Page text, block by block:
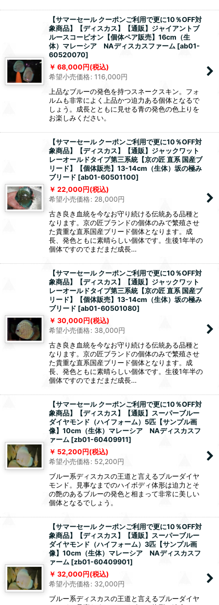
【サマーセール クーポンご利用で更に10％OFF対
象商品】【ディスカス】【通販】ジャイアントブ
ルースコーピオン【個体ペア販売】16cm（生
体）マレーシア NAディスカスファーム [ab01-
60520070]
68,000円(税込)
希望小売価格: 116,000円
上品なブルーの発色を持つスネークスキン。フォ
ルムも非常によく上品かつ迫力ある個体となるで
しょう。成長とともに見せる青の発色の色上りを
お楽しみください。
【サマーセール クーポンご利用で更に10％OFF対
象商品】【ディスカス】【通販】ジャックワット
レーオールドタイプ第三系統【京の匠 直系 国産ブ
リード】【個体販売】13-14cm（生体）坂の極み
ブリード [ab01-60501100]
22,000円(税込)
希望小売価格: 28,000円
古き良き血統を今なお守り続ける伝統ある品種と
なります。京の匠ブランドの個体のみで繁殖させ
た貴重な直系国産ブリード個体となります。成
長、発色ともに素晴らしい個体です。生後1年半の
個体ですのでまだまだ成長…
【サマーセール クーポンご利用で更に10％OFF対
象商品】【ディスカス】【通販】ジャックワット
レーオールドタイプ第三系統【京の匠 直系 国産ブ
リード】【個体販売】13-14cm（生体）坂の極み
ブリード [ab01-60501080]
30,000円(税込)
希望小売価格: 38,000円
古き良き血統を今なお守り続ける伝統ある品種と
なります。京の匠ブランドの個体のみで繁殖させ
た貴重な直系国産ブリード個体となります。成
長、発色ともに素晴らしい個体です。生後1年半の
個体ですのでまだまだ成長…
【サマーセール クーポンご利用で更に10％OFF対
象商品】【ディスカス】【通販】スーパーブルー
ダイヤモンド（ハイフォーム）5匹【サンプル画
像】10cm（生体）マレーシア NAディスカスフ
ァーム [zb01-60409911]
52,200円(税込)
希望小売価格: 52,200円
ブルー系ディスカスの王道と言えるブルーダイヤ
モンド。見事なまでのハイボディ体形は迫力とそ
の艶のあるブルーの発色と相まって非常に美しい
個体となるでしょう。
【サマーセール クーポンご利用で更に10％OFF対
象商品】【ディスカス】【通販】スーパーブルー
ダイヤモンド（ハイフォーム）3匹【サンプル画
像】10cm（生体）マレーシア NAディスカスフ
ァーム [zb01-60409901]
32,000円(税込)
希望小売価格: 32,000円
ブルー系ディスカスの王道と言えるブルーダイヤ